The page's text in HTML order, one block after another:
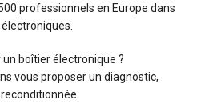
professionnels en Europe dans
boîtier électronique ?
vous proposer un diagnostic,